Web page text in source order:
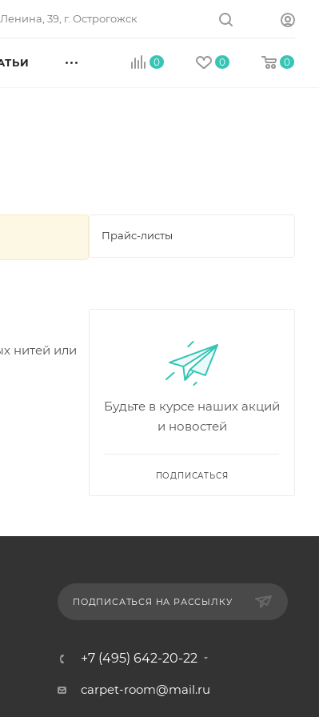
39, г. Острогожск
0 0 0
нитей или
Прайс-листы
Будьте в курсе наших акций
и новостей
ПОДПИСАТЬСЯ
ПОДПИСАТЬСЯ НА РАССЫЛКУ
+7 (495) 642-20-22
carpet-room@mail.ru